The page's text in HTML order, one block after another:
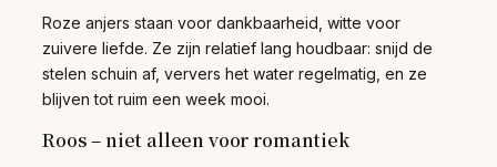
Roze anjers staan voor dankbaarheid, witte voor
zuivere liefde. Ze zijn relatief lang houdbaar: snijd de
stelen schuin af, ververs het water regelmatig, en ze
blijven tot ruim een week mooi.
Roos – niet alleen voor romantiek